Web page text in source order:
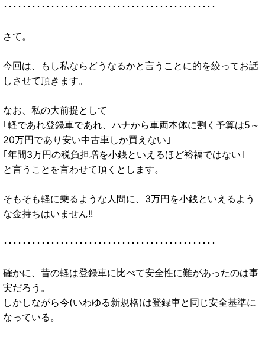
･････････････････････････････････････････････
さて。
今回は、もし私ならどうなるかと言うことに的を絞ってお話
しさせて頂きます。
なお、私の大前提として
｢軽であれ登録車であれ、ハナから車両本体に割く予算は5～
20万円であり安い中古車しか買えない｣
｢年間3万円の税負担増を小銭といえるほど裕福ではない｣
と言うことを言わせて頂くとします。
そもそも軽に乗るような人間に、3万円を小銭といえるよう
な金持ちはいません!!
･････････････････････････････････････････････
確かに、昔の軽は登録車に比べて安全性に難があったのは事
実だろう。
しかしながら今(いわゆる新規格)は登録車と同じ安全基準に
なっている。